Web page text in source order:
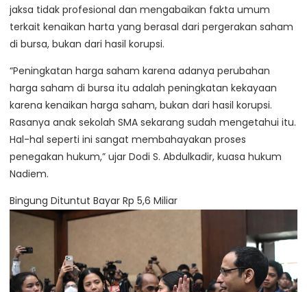
jaksa tidak profesional dan mengabaikan fakta umum
terkait kenaikan harta yang berasal dari pergerakan saham
di bursa, bukan dari hasil korupsi.
“Peningkatan harga saham karena adanya perubahan
harga saham di bursa itu adalah peningkatan kekayaan
karena kenaikan harga saham, bukan dari hasil korupsi.
Rasanya anak sekolah SMA sekarang sudah mengetahui itu.
Hal-hal seperti ini sangat membahayakan proses
penegakan hukum,” ujar Dodi S. Abdulkadir, kuasa hukum
Nadiem.
Bingung Dituntut Bayar Rp 5,6 Miliar